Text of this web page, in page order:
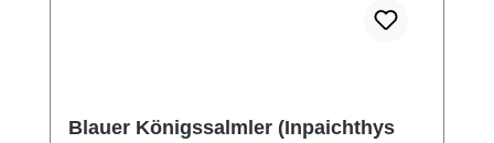
Blauer Königssalmler (Inpaichthys